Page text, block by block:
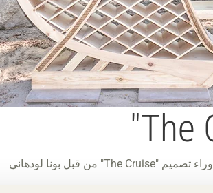
إن شكل سفينة الداو العربي وسفينة الفايكنج الاسكندنافية بمثابة مصدر إلهام وراء تصميم "The Cruise" من قبل بونا لودهاني